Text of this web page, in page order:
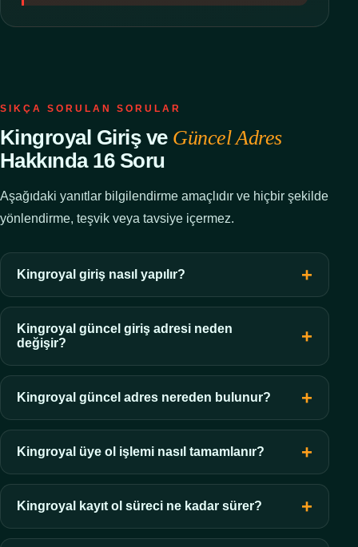
SIKÇA SORULAN SORULAR
Kingroyal Giriş ve Güncel Adres
Hakkında 16 Soru
Aşağıdaki yanıtlar bilgilendirme amaçlıdır ve hiçbir şekilde
yönlendirme, teşvik veya tavsiye içermez.
Kingroyal giriş nasıl yapılır?
Kingroyal güncel giriş adresi neden
değişir?
Kingroyal güncel adres nereden bulunur?
Kingroyal üye ol işlemi nasıl tamamlanır?
Kingroyal kayıt ol süreci ne kadar sürer?